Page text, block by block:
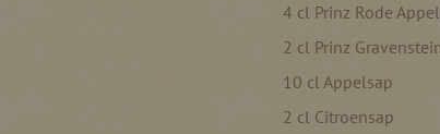
4 cl Prinz Rode
2 cl Prinz
10 cl Appelsap
2 cl Citroensap